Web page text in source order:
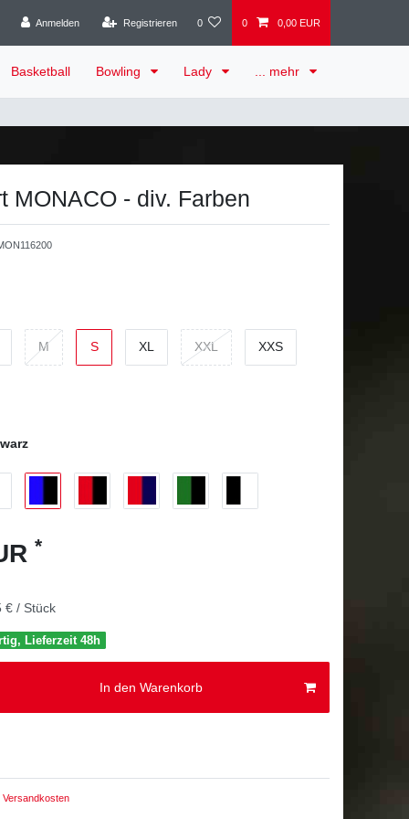
Anmelden
Registrieren 0 0 0,00 EUR
Basketball Bowling Lady ... mehr
MONACO - div. Farben
M S XL XXL XXS
*
€ / Stück
Lieferzeit 48h
In den Warenkorb
Versandkosten